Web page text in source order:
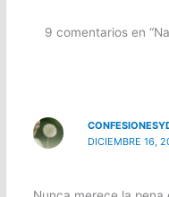
9 comentarios en
DICIEMBRE 16,